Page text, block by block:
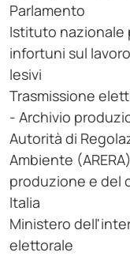
Parlamento
Istituto nazionale
infortuni sul
lesivi
Trasmissione
- Archivio
Autorità di
Ambiente
produzione e del
Italia
Ministero
elettorale